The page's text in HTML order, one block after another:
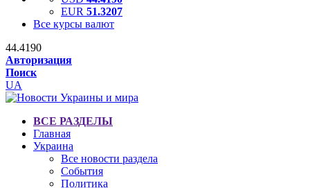
EUR 51.3207
Все курсы валют
44.4190
Авторизация
Поиск
UA
ВСЕ РАЗДЕЛЫ
Главная
Украина
Все новости раздела
События
Политика